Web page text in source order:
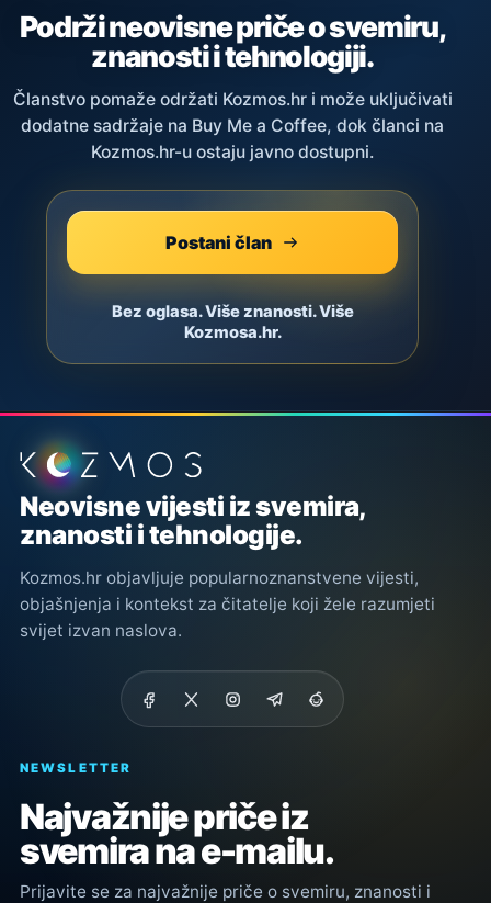
Podrži neovisne priče o svemiru,
znanosti i tehnologiji.
Članstvo pomaže održati Kozmos.hr i može uključivati
dodatne sadržaje na Buy Me a Coffee, dok članci na
Kozmos.hr-u ostaju javno dostupni.
Postani član
Bez oglasa. Više znanosti. Više
Kozmosa.hr.
Podnožje stranice
Neovisne vijesti iz svemira,
znanosti i tehnologije.
Kozmos.hr objavljuje popularnoznanstvene vijesti,
objašnjenja i kontekst za čitatelje koji žele razumjeti
svijet izvan naslova.
NEWSLETTER
Najvažnije priče iz
svemira na e-mailu.
Prijavite se za najvažnije priče o svemiru, znanosti i